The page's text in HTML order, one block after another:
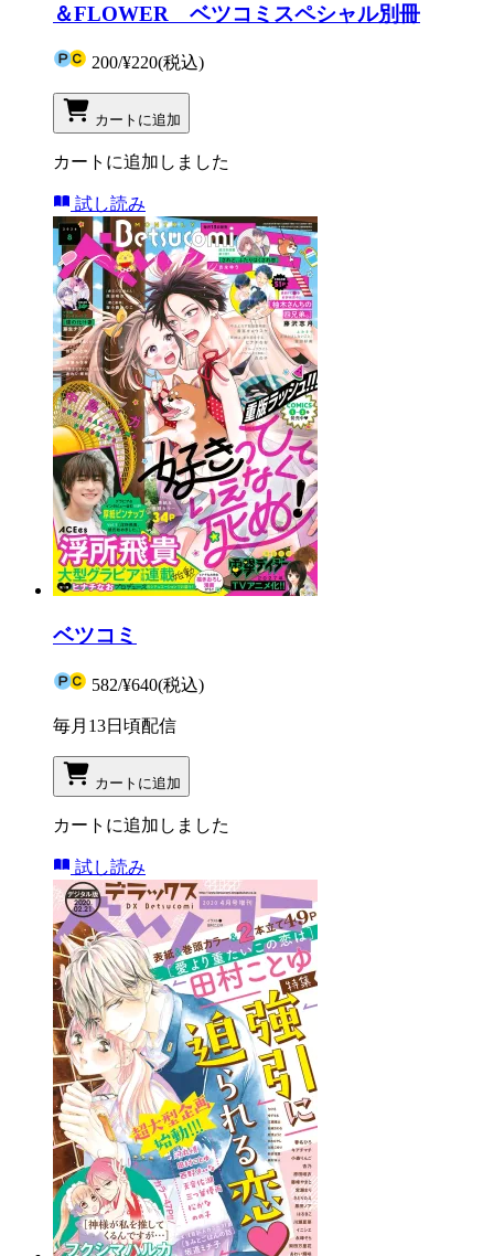
＆FLOWER ベツコミスペシャル別冊
200/¥220(税込)
カートに追加
カートに追加しました
試し読み
ベツコミ
582/¥640(税込)
毎月13日頃配信
カートに追加
カートに追加しました
試し読み